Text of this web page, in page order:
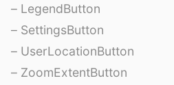
– LegendButton
– SettingsButton
– UserLocationButton
– ZoomExtentButton